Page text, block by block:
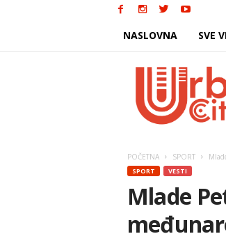
NASLOVNA SVE
POČETNA SPORT
SPORT VESTI
Mlade